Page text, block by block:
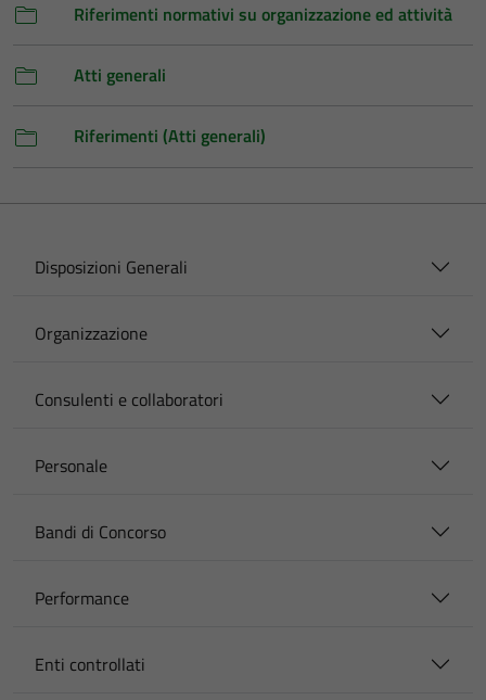
Riferimenti normativi su organizzazione ed attività
Atti generali
Riferimenti (Atti generali)
Disposizioni Generali
Organizzazione
Consulenti e collaboratori
Personale
Bandi di Concorso
Performance
Enti controllati